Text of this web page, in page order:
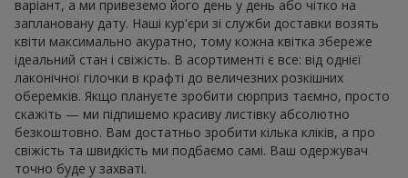
варіант, а ми привеземо його день у день або чітко на
заплановану дату. Наші кур'єри зі служби доставки возять
квіти максимально акуратно, тому кожна квітка збереже
ідеальний стан і свіжість. В асортименті є все: від однієї
лаконічної гілочки в крафті до величезних розкішних
оберемків. Якщо плануєте зробити сюрприз таємно, просто
скажіть — ми підпишемо красиву листівку абсолютно
безкоштовно. Вам достатньо зробити кілька кліків, а про
свіжість та швидкість ми подбаємо самі. Ваш одержувач
точно буде у захваті.